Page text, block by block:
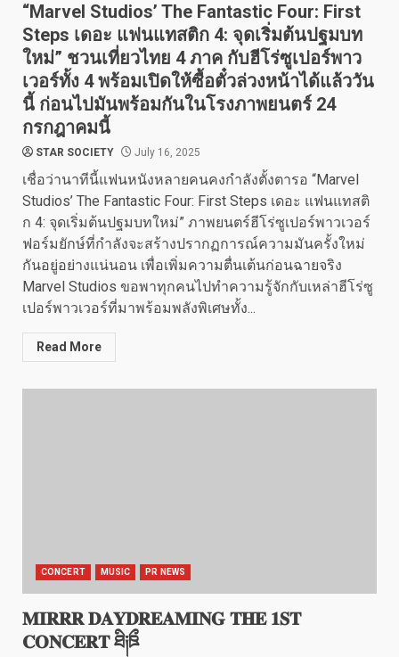
“Marvel Studios’ The Fantastic Four: First
Steps เดอะ แฟนแทสติก 4: จุดเริ่มต้นปฐมบท
ใหม่” ชวนเที่ยวไทย 4 ภาค กับฮีโร่ซูเปอร์พาว
เวอร์ทั้ง 4 พร้อมเปิดให้ซื้อตั๋วล่วงหน้าได้แล้ววัน
นี้ ก่อนไปมันพร้อมกันในโรงภาพยนตร์ 24
กรกฎาคมนี้
STAR SOCIETY July 16, 2025
เชื่อว่านาทีนี้แฟนหนังหลายคนคงกำลังตั้งตารอ “Marvel
Studios’ The Fantastic Four: First Steps เดอะ แฟนแทสติ
ก 4: จุดเริ่มต้นปฐมบทใหม่” ภาพยนตร์ฮีโร่ซูเปอร์พาวเวอร์
ฟอร์มยักษ์ที่กำลังจะสร้างปรากฏการณ์ความมันครั้งใหม่
กันอยู่อย่างแน่นอน เพื่อเพิ่มความตื่นเต้นก่อนฉายจริง
Marvel Studios ขอพาทุกคนไปทำความรู้จักกับเหล่าฮีโร่ซู
เปอร์พาวเวอร์ที่มาพร้อมพลังพิเศษทั้ง...
Read More
CONCERT MUSIC PR NEWS
𝐌𝐈𝐑𝐑𝐑 𝐃𝐀𝐘𝐃𝐑𝐄𝐀𝐌𝐈𝐍𝐆 𝐓𝐇𝐄 𝟏𝐒𝐓
𝐂𝐎𝐍𝐂𝐄𝐑𝐓 ཐི༏ཋྀ